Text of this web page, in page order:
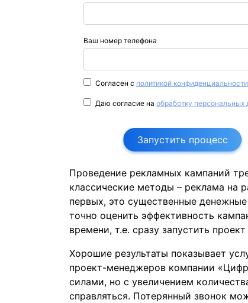
Ваш номер телефона
Согласен с политикой конфиденциальности
Даю согласие на обработку персональных
Запустить процесс
Проведение рекламных кампаний
классические методы – реклама на
первых, это существенные
точно оценить эффективность
времени, т.е. сразу запустить
Хорошие результаты показывает
проект-менеджеров компании
силами, но с увеличением
справляться. Потерянный звонок